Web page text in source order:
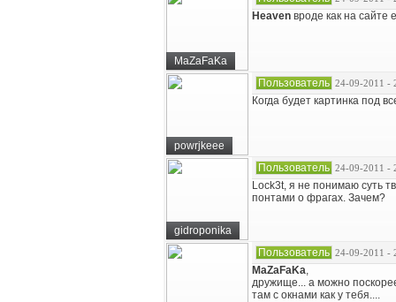
MaZaFaKa
Heaven вроде как на сайте
powrjkeee
Пользователь 24-09-2011 -
Когда будет картинка под
gidroponika
Пользователь 24-09-2011 -
Lock3t, я не понимаю суть
понтами о фрагах. Зачем?
Пользователь 24-09-2011 -
MaZaFaKa,
дружище... а можно
там с окнами как у тебя....